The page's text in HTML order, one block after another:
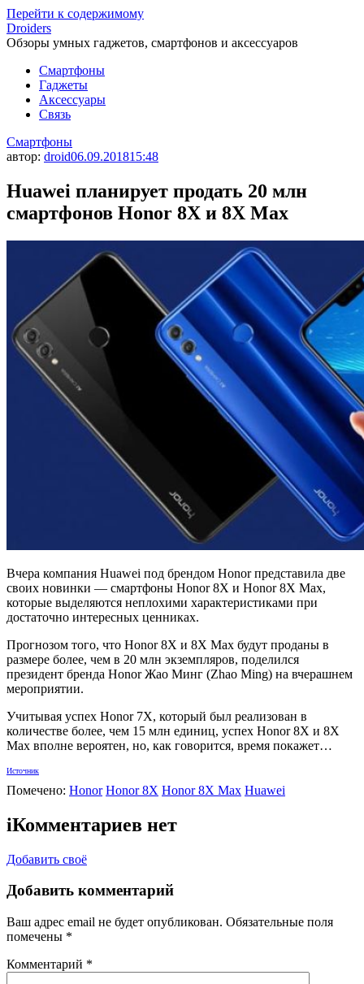
Перейти к содержимому
Droiders
Обзоры умных гаджетов, смартфонов и аксессуаров
Смартфоны
Гаджеты
Аксессуары
Связь
Смартфоны
автор: droid06.09.201815:48
Huawei планирует продать 20 млн
смартфонов Honor 8X и 8X Max
Вчера компания Huawei под брендом Honor представила две
своих новинки — смартфоны Honor 8X и Honor 8X Max,
которые выделяются неплохими характеристиками при
достаточно интересных ценниках.
Прогнозом того, что Honor 8X и 8X Max будут проданы в
размере более, чем в 20 млн экземпляров, поделился
президент бренда Honor Жао Минг (Zhao Ming) на вчерашнем
мероприятии.
Учитывая успех Honor 7X, который был реализован в
количестве более, чем 15 млн единиц, успех Honor 8X и 8X
Max вполне вероятен, но, как говорится, время покажет…
Источник
Помечено: Honor Honor 8X Honor 8X Max Huawei
iКомментариев нет
Добавить своё
Добавить комментарий
Ваш адрес email не будет опубликован. Обязательные поля
помечены *
Комментарий *